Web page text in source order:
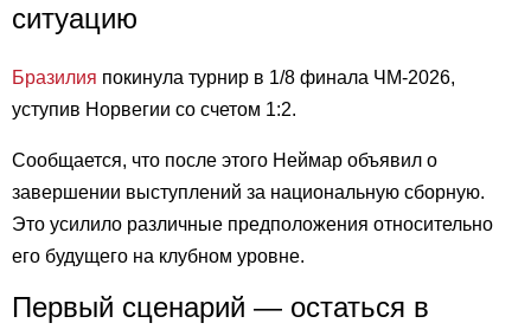
ситуацию
Бразилия покинула турнир в 1/8 финала ЧМ-2026,
уступив Норвегии со счетом 1:2.
Сообщается, что после этого Неймар объявил о
завершении выступлений за национальную сборную.
Это усилило различные предположения относительно
его будущего на клубном уровне.
Первый сценарий — остаться в